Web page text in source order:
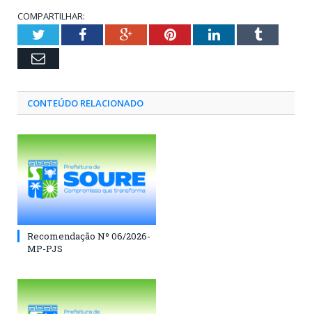
COMPARTILHAR:
TwitterFacebookGoogle+PinterestLinkedInTumblr
Email
CONTEÚDO RELACIONADO
Recomendação Nº 06/2026-
MP-PJS